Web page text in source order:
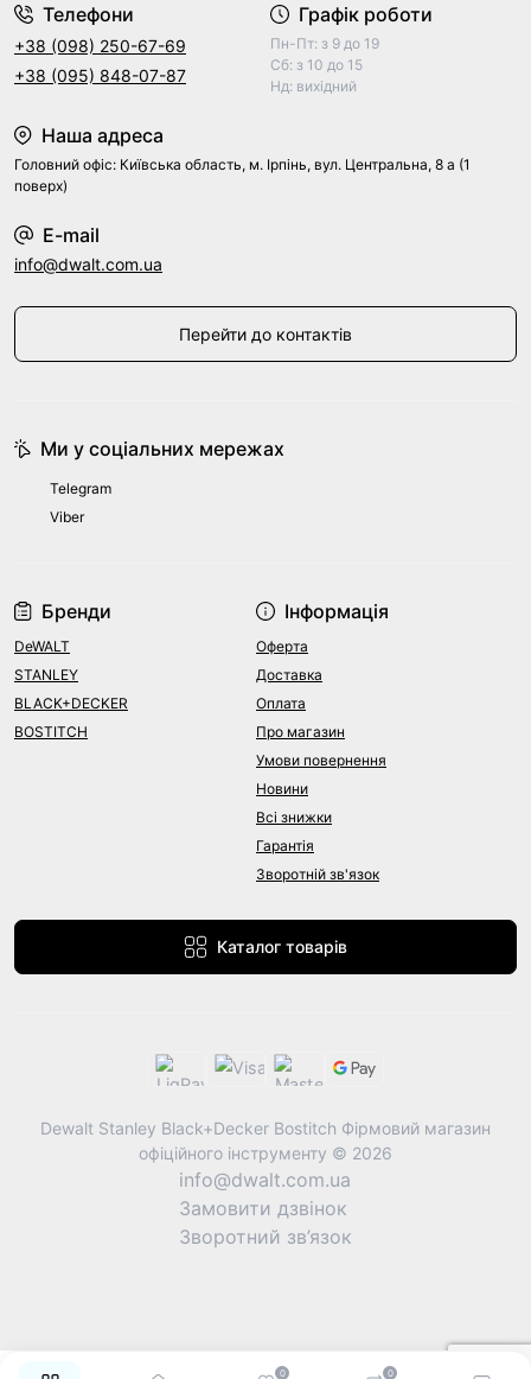
0 0
Телефони
+38 (098) 250-67-69
+38 (095) 848-07-87
Графік роботи
Пн-Пт: з 9 до 19
Сб: з 10 до 15
Нд: вихідний
Наша адреса
Головний офіс: Київська область, м. Ірпінь, вул. Центральна, 8 а (1
поверх)
E-mail
info@dwalt.com.ua
Перейти до контактів
Бренди
DeWALT
STANLEY
BLACK+DECKER
BOSTITCH
Інформація
Оферта
Доставка
Оплата
Про магазин
Умови повернення
Новини
Всі знижки
Гарантія
Зворотній зв'язок
Каталог товарів
Ми у соціальних мережах
Telegram
Viber
Dewalt Stanley Black+Decker Bostitch Фірмовий магазин
офіційного інструменту © 2026
info@dwalt.com.ua
Замовити дзвінок
Зворотний зв’язок